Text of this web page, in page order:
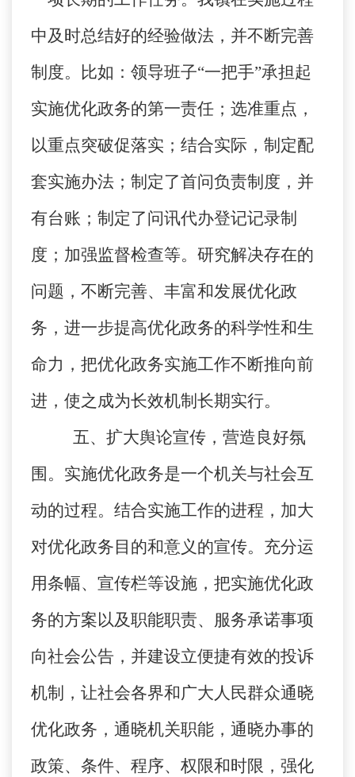
中及时总结好的经验做法，并不断完善
制度。比如：领导班子“一把手”承担起
实施优化政务的第一责任；选准重点，
以重点突破促落实；结合实际，制定配
套实施办法；制定了首问负责制度，并
有台账；制定了问讯代办登记记录制
度；加强监督检查等。研究解决存在的
问题，不断完善、丰富和发展优化政
务，进一步提高优化政务的科学性和生
命力，把优化政务实施工作不断推向前
进，使之成为长效机制长期实行。
五、扩大舆论宣传，营造良好氛
围。 实施优化政务是一个机关与社会互
动的过程。结合实施工作的进程，加大
对优化政务目的和意义的宣传。充分运
用条幅、宣传栏等设施，把实施优化政
务的方案以及职能职责、服务承诺事项
向社会公告，并建设立便捷有效的投诉
机制，让社会各界和广大人民群众通晓
优化政务，通晓机关职能，通晓办事的
政策、条件、程序、权限和时限，强化